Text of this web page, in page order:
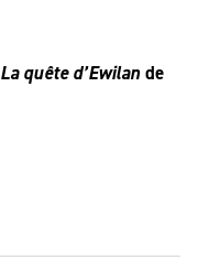
La quête d’Ewilande